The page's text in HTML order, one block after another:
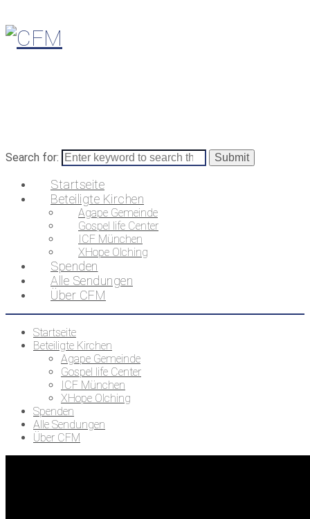
Search for:
Startseite
Beteiligte Kirchen
Agape Gemeinde
Gospel life Center
ICF München
XHope Olching
Spenden
Alle Sendungen
Über CFM
Startseite
Beteiligte Kirchen
Agape Gemeinde
Gospel life Center
ICF München
XHope Olching
Spenden
Alle Sendungen
Über CFM